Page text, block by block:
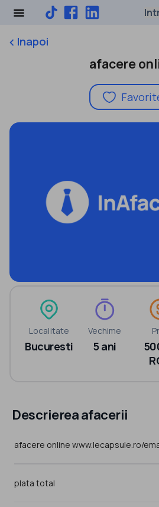
keyboard_arrow_leftInapoi
afacere
Localitate
Bucuresti
Vechime
5 ani
Descrierea afacerii
plata total